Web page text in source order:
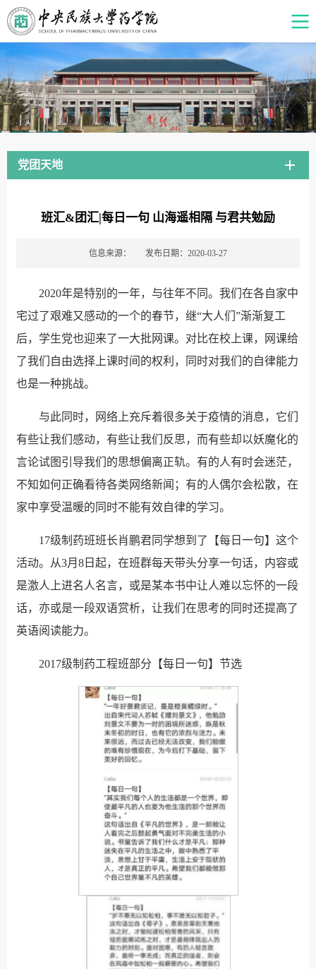
党团天地
班汇&团汇|每日一句 山海遥相隔 与君共勉励
信息来源： 发布日期：2020-03-27
2020年是特别的一年，与往年不同。我们在各自家中
宅过了艰难又感动的一个的春节，继“大人们”渐渐复工
后，学生党也迎来了一大批网课。对比在校上课，网课给
了我们自由选择上课时间的权利，同时对我们的自律能力
也是一种挑战。
与此同时，网络上充斥着很多关于疫情的消息，它们
有些让我们感动，有些让我们反思，而有些却以妖魔化的
言论试图引导我们的思想偏离正轨。有的人有时会迷茫，
不知如何正确看待各类网络新闻；有的人偶尔会松散，在
家中享受温暖的同时不能有效自律的学习。
17级制药班班长肖鹏君同学想到了【每日一句】这个
活动。从3月8日起，在班群每天带头分享一句话，内容或
是激人上进名人名言，或是某本书中让人难以忘怀的一段
话，亦或是一段双语赏析，让我们在思考的同时还提高了
英语阅读能力。
2017级制药工程班部分【每日一句】节选